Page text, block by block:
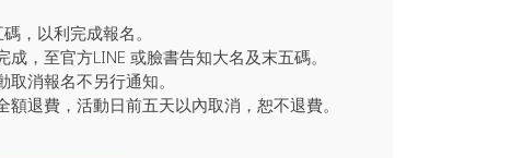
，以利完成報名。
成，至官方LINE 或臉書告知大名及末五碼。
取消報名不另行通知。
額退費，活動日前五天以內取消，恕不退費。